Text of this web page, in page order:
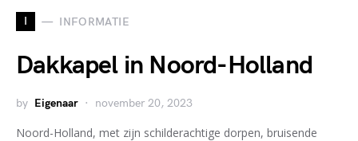
I INFORMATIE
Dakkapel in Noord-Holland
by Eigenaar november 20, 2023
Noord-Holland, met zijn schilderachtige dorpen, bruisende